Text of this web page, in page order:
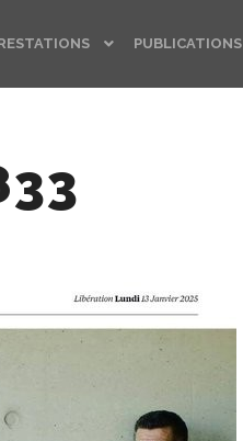
PUBLICATIONS